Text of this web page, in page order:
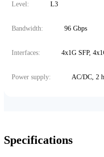
Level: L3
Bandwidth: 96 Gbps
Interfaces: 4x1G SFP,
Power supply: AC/DC, 2
Specifications